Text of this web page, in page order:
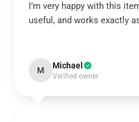
I’m very happy with this
useful, and works exactly
M Michael
Verified owner